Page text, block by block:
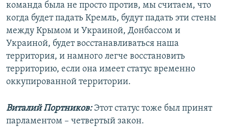
команда была не просто против, мы считаем, что
когда будет падать Кремль, будут падать эти стены
между Крымом и Украиной, Донбассом и
Украиной, будет восстанавливаться наша
территория, и намного легче восстановить
территорию, если она имеет статус временно
оккупированной территории.
Виталий Портников:Этот статус тоже был принят
парламентом – четвертый закон.